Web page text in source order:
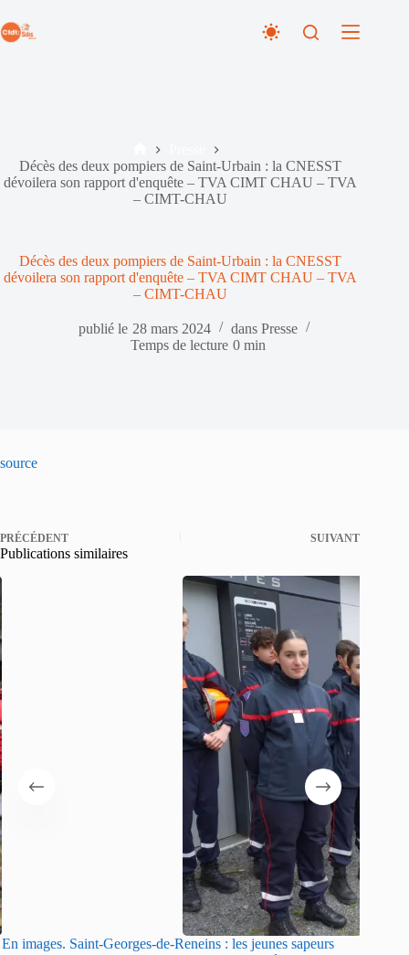
au
contenu
Accueil
Décès des deux pompiers de Saint-Urbain : la CNESST
dévoilera son rapport d'enquête – TVA CIMT CHAU – TVA
– CIMT-CHAU
Décès des deux pompiers de Saint-Urbain : la CNESST
dévoilera son rapport d'enquête – TVA CIMT CHAU – TVA
– CIMT-CHAU
publié le 28 mars 2024 dans Presse
Temps de lecture 0 min
source
PRÉCÉDENT SUIVANT
Publications similaires
En images. Saint-Georges-de-Reneins : les jeunes sapeurs